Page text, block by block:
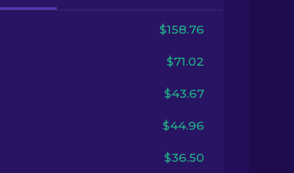
$158.76
$71.02
$43.67
$44.96
$36.50